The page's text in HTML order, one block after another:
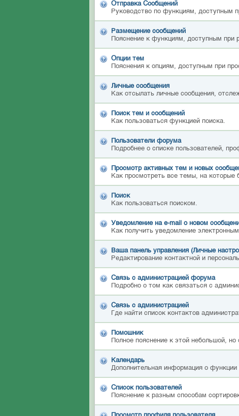
Отправка Сообщений
Руководство по функциям, доступным
Размещение сообщений
Пояснение к функциям, доступным при
Опции тем
Пояснения к опциям, доступным при
Личные сообщения
Как отсылать личные сообщения,
Поиск тем и сообщений
Как пользоваться функцией поиска.
Пользователи форума
Подробнее о списке пользователей,
Просмотр активных тем и новых
Как просмотреть все темы, на которые
Поиск
Как пользоваться поиском.
Уведомление на е-mail о новом
Как получить уведомление
Ваша панель управления (Личные
Редактирование контактной и
Связь с администрацией форума
Подробно о том как связаться с
Связь с администрацией
Где найти список контактов
Помошник
Полное пояснение к этой небольшой,
Календарь
Дополнительная информация о
Список пользователей
Пояснение к разным способам